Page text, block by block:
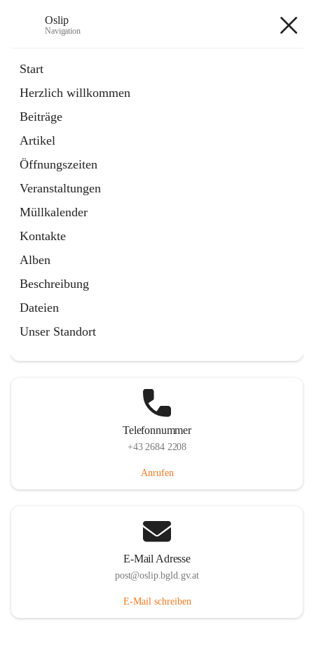
Oslip
Navigation
Start
Herzlich willkommen
Beiträge
Artikel
Öffnungszeiten
Veranstaltungen
Müllkalender
Kontakte
Alben
Beschreibung
Dateien
Unser Standort
Externe Webseite
in
Tab
Bundeskanzleramt Österreich
Externe Webseite
öffnet
in
neuem
Tab
Telefonnummer
+43 2684 2208
Anrufen
E-Mail Adresse
post@oslip.bgld.gv.at
E-Mail schreiben